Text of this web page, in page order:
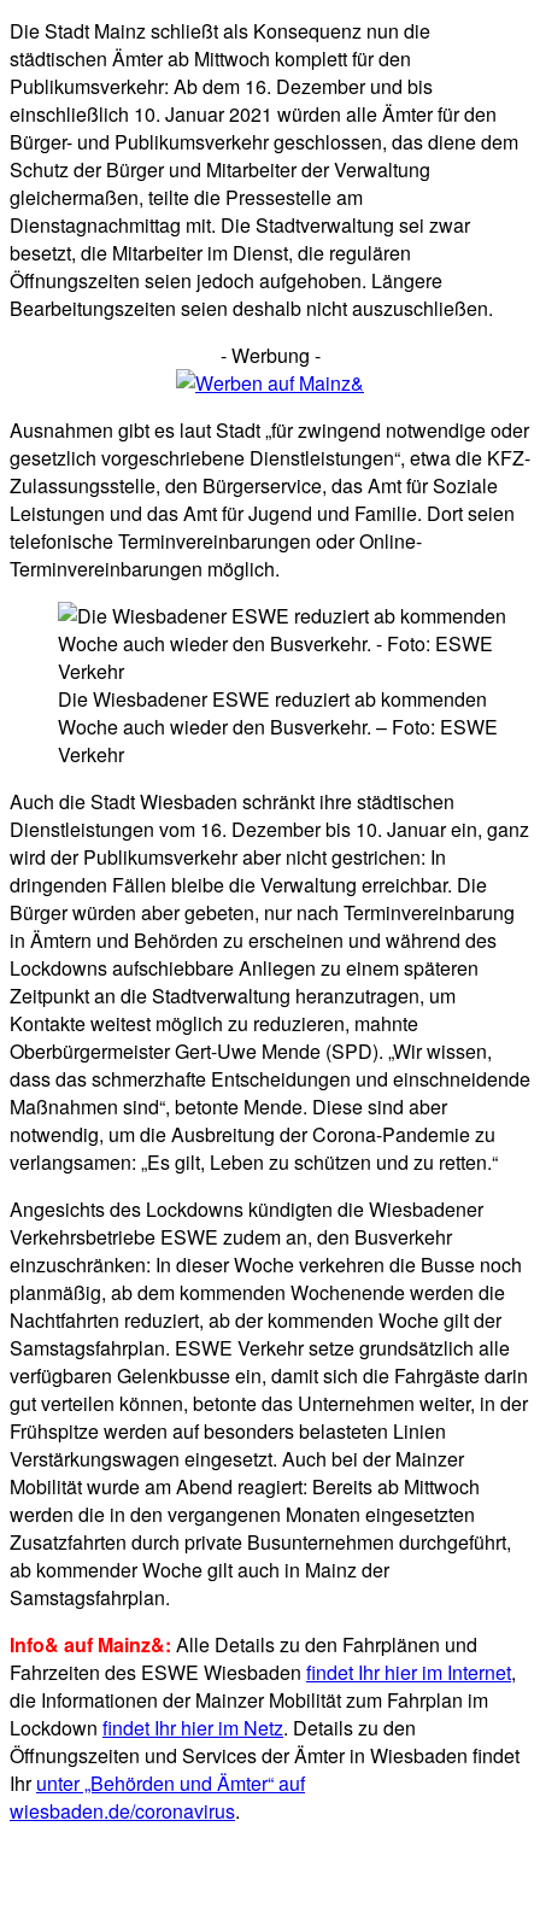
Die Stadt Mainz schließt als Konsequenz nun die
städtischen Ämter ab Mittwoch komplett für den
Publikumsverkehr: Ab dem 16. Dezember und bis
einschließlich 10. Januar 2021 würden alle Ämter für den
Bürger- und Publikumsverkehr geschlossen, das diene dem
Schutz der Bürger und Mitarbeiter der Verwaltung
gleichermaßen, teilte die Pressestelle am
Dienstagnachmittag mit. Die Stadtverwaltung sei zwar
besetzt, die Mitarbeiter im Dienst, die regulären
Öffnungszeiten seien jedoch aufgehoben. Längere
Bearbeitungszeiten seien deshalb nicht auszuschließen.
- Werbung -
Ausnahmen gibt es laut Stadt „für zwingend notwendige oder
gesetzlich vorgeschriebene Dienstleistungen“, etwa die KFZ-
Zulassungsstelle, den Bürgerservice, das Amt für Soziale
Leistungen und das Amt für Jugend und Familie. Dort seien
telefonische Terminvereinbarungen oder Online-
Terminvereinbarungen möglich.
Die Wiesbadener ESWE reduziert ab kommenden
Woche auch wieder den Busverkehr. – Foto: ESWE
Verkehr
Auch die Stadt Wiesbaden schränkt ihre städtischen
Dienstleistungen vom 16. Dezember bis 10. Januar ein, ganz
wird der Publikumsverkehr aber nicht gestrichen: In
dringenden Fällen bleibe die Verwaltung erreichbar. Die
Bürger würden aber gebeten, nur nach Terminvereinbarung
in Ämtern und Behörden zu erscheinen und während des
Lockdowns aufschiebbare Anliegen zu einem späteren
Zeitpunkt an die Stadtverwaltung heranzutragen, um
Kontakte weitest möglich zu reduzieren, mahnte
Oberbürgermeister Gert-Uwe Mende (SPD). „Wir wissen,
dass das schmerzhafte Entscheidungen und einschneidende
Maßnahmen sind“, betonte Mende. Diese sind aber
notwendig, um die Ausbreitung der Corona-Pandemie zu
verlangsamen: „Es gilt, Leben zu schützen und zu retten.“
Angesichts des Lockdowns kündigten die Wiesbadener
Verkehrsbetriebe ESWE zudem an, den Busverkehr
einzuschränken: In dieser Woche verkehren die Busse noch
planmäßig, ab dem kommenden Wochenende werden die
Nachtfahrten reduziert, ab der kommenden Woche gilt der
Samstagsfahrplan. ESWE Verkehr setze grundsätzlich alle
verfügbaren Gelenkbusse ein, damit sich die Fahrgäste darin
gut verteilen können, betonte das Unternehmen weiter, in der
Frühspitze werden auf besonders belasteten Linien
Verstärkungswagen eingesetzt. Auch bei der Mainzer
Mobilität wurde am Abend reagiert: Bereits ab Mittwoch
werden die in den vergangenen Monaten eingesetzten
Zusatzfahrten durch private Busunternehmen durchgeführt,
ab kommender Woche gilt auch in Mainz der
Samstagsfahrplan.
Info& auf Mainz&: Alle Details zu den Fahrplänen und
Fahrzeiten des ESWE Wiesbaden findet Ihr hier im Internet,
die Informationen der Mainzer Mobilität zum Fahrplan im
Lockdown findet Ihr hier im Netz. Details zu den
Öffnungszeiten und Services der Ämter in Wiesbaden findet
Ihrunter „Behörden und Ämter“ auf
wiesbaden.de/coronavirus.